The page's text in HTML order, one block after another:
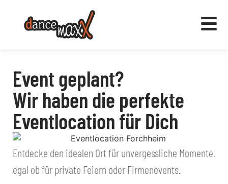
Event geplant?
Wir haben die perfekte
Eventlocation für Dich
Entdecke den idealen Ort für unvergessliche Momente,
egal ob für private Feiern oder Firmenevents.